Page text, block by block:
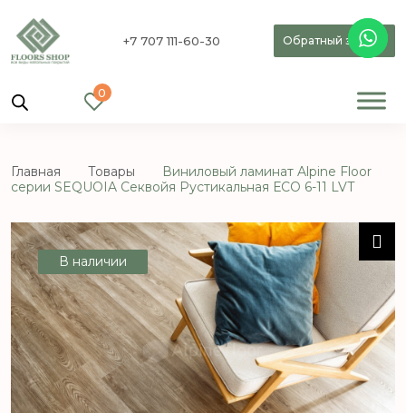
+7 707 111-60-30 Обратный звонок
0
Главная Товары
Виниловый ламинат Alpine Floor
серии SEQUOIA Секвойя Рустикальная ЕСО 6-11 LVT
В наличии